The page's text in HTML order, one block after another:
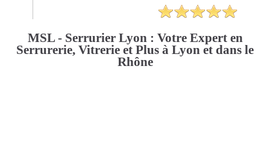
MSL - Serrurier Lyon : Votre Expert en
Serrurerie, Vitrerie et Plus à Lyon et dans le
Rhône